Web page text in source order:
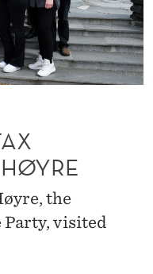
the
visited